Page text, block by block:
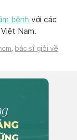
bệnh với các
Nam.
bác sĩ giỏi về